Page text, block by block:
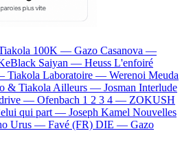
100K — Gazo Casanova —
Saiyan — Heuss L'enfoiré
Tiakola Laboratoire — Werenoi Meuda
& Tiakola Ailleurs — Josman Interlude
— Ofenbach 1 2 3 4 — ZOKUSH
qui part — Joseph Kamel Nouvelles
Urus — Favé (FR) DIE — Gazo